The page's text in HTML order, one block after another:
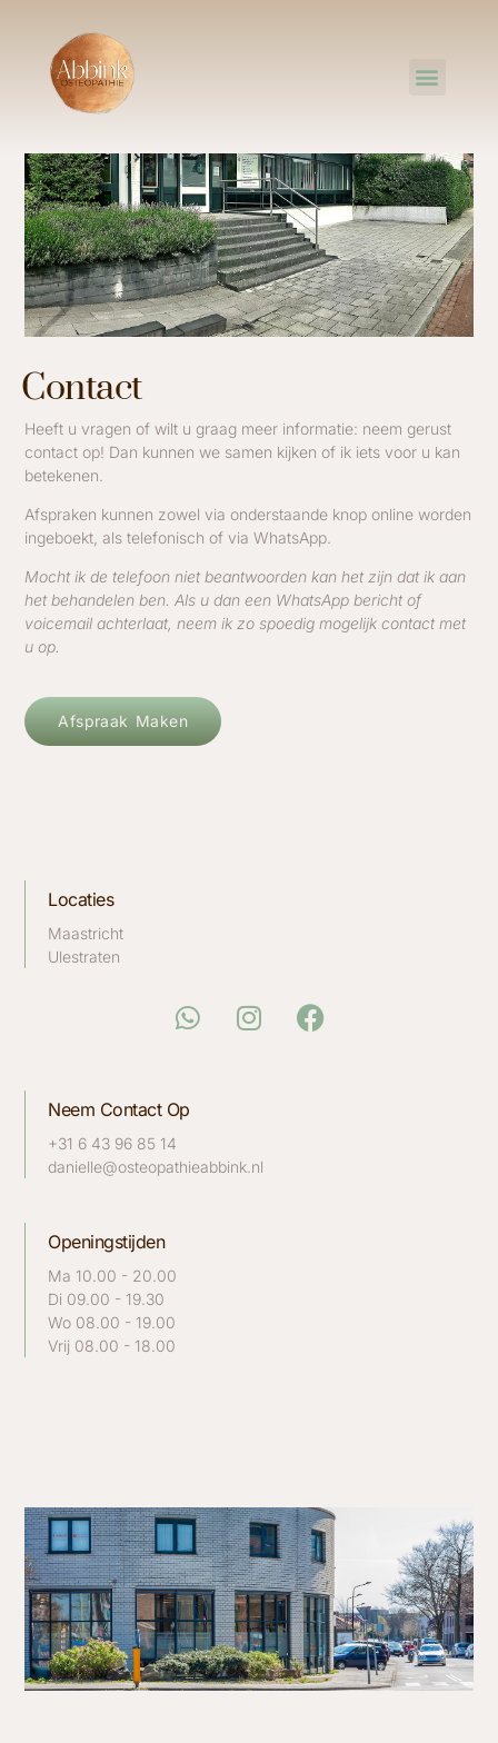
Contact
Heeft u vragen of wilt u graag meer informatie: neem gerust
contact op! Dan kunnen we samen kijken of ik iets voor u kan
betekenen.
Afspraken kunnen zowel via onderstaande knop online worden
ingeboekt, als telefonisch of via WhatsApp.
Mocht ik de telefoon niet beantwoorden kan het zijn dat ik aan
het behandelen ben. Als u dan een WhatsApp bericht of
voicemail achterlaat, neem ik zo spoedig mogelijk contact met
u op.
Afspraak Maken
Locaties
Maastricht
Ulestraten
Neem Contact Op
+31 6 43 96 85 14
danielle@osteopathieabbink.nl
Openingstijden
Ma 10.00 - 20.00
Di 09.00 - 19.30
Wo 08.00 - 19.00
Vrij 08.00 - 18.00